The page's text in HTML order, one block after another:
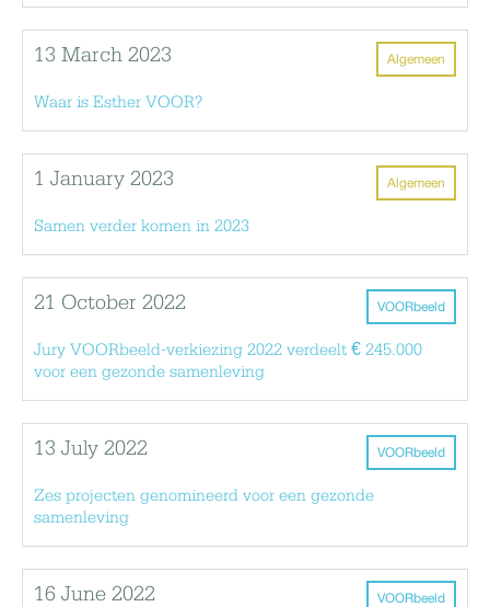
Algemeen
13 March 2023
Waar is Esther VOOR?
Algemeen
1 January 2023
Samen verder komen in 2023
VOORbeeld
21 October 2022
Jury VOORbeeld-verkiezing 2022 verdeelt € 245.000
voor een gezonde samenleving
VOORbeeld
13 July 2022
Zes projecten genomineerd voor een gezonde
samenleving
VOORbeeld
16 June 2022